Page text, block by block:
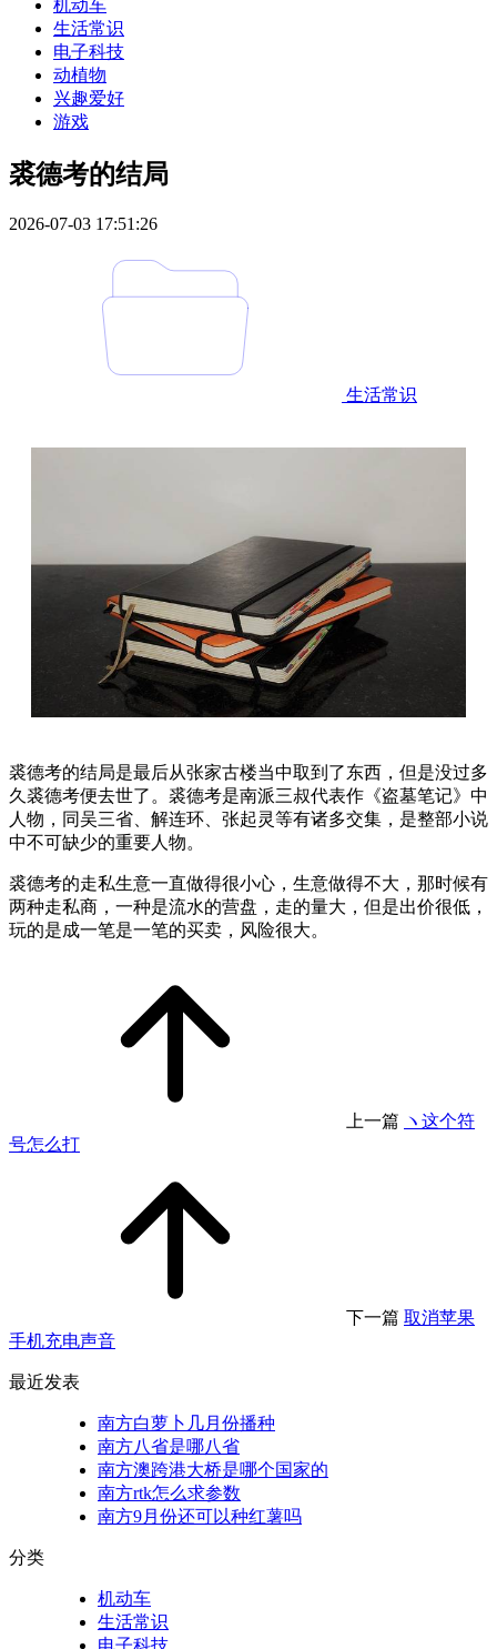
机动车
生活常识
电子科技
动植物
兴趣爱好
游戏
裘德考的结局
2026-07-03 17:51:26
生活常识
裘德考的结局是最后从张家古楼当中取到了东西，但是没过多
久裘德考便去世了。裘德考是南派三叔代表作《盗墓笔记》中
人物，同吴三省、解连环、张起灵等有诸多交集，是整部小说
中不可缺少的重要人物。
裘德考的走私生意一直做得很小心，生意做得不大，那时候有
两种走私商，一种是流水的营盘，走的量大，但是出价很低，
玩的是成一笔是一笔的买卖，风险很大。
上一篇 ヽ这个符
号怎么打
下一篇 取消苹果
手机充电声音
最近发表
南方白萝卜几月份播种
南方八省是哪八省
南方澳跨港大桥是哪个国家的
南方rtk怎么求参数
南方9月份还可以种红薯吗
分类
机动车
生活常识